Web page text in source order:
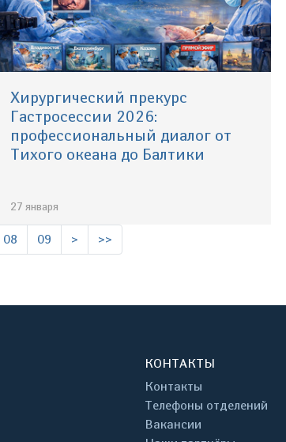
Хирургический прекурс
Гастросессии 2026:
профессиональный диалог от
Тихого океана до Балтики
27 января
08 09 > >>
КОНТАКТЫ
Контакты
Телефоны отделений
Вакансии